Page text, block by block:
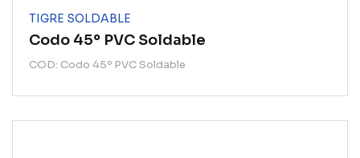
TIGRE SOLDABLE
Codo 45º PVC Soldable
COD: Codo 45º PVC Soldable